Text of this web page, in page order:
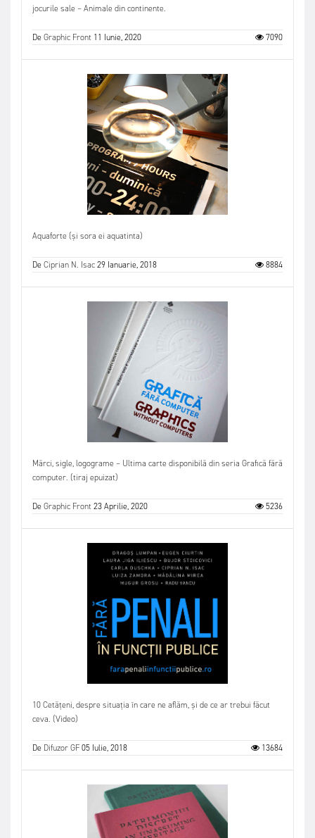
jocurile sale – Animale din continente.
DeGraphic Front 11 Iunie, 2020 7090
Aquaforte (și sora ei aquatinta)
DeCiprian N. Isac29 Ianuarie, 2018 8884
Mărci, sigle, logograme – Ultima carte disponibilă din seria Grafică fără
computer. (tiraj epuizat)
DeGraphic Front23 Aprilie, 2020 5236
10 Cetățeni, despre situația în care ne aflăm, și de ce ar trebui făcut
ceva. (Video)
De Difuzor GF05 Iulie, 2018 13684